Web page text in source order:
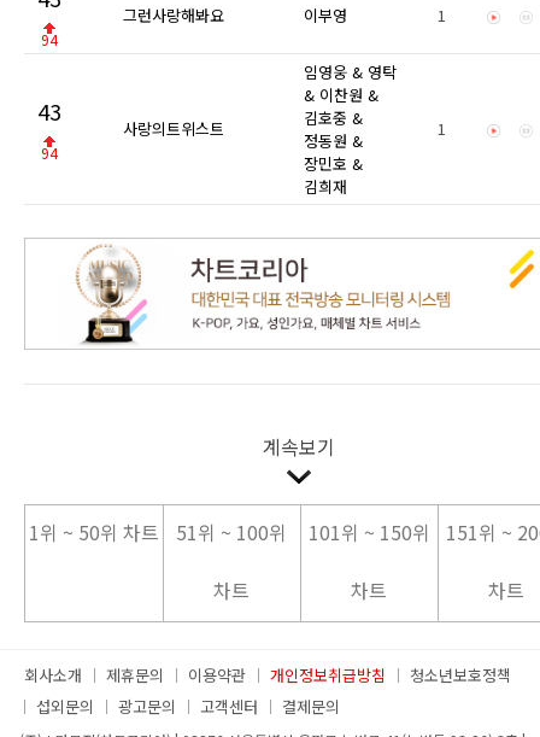
94
그런사랑해봐요 이부영 1
43
94
사랑의트위스트
임영웅 & 영탁
& 이찬원 &
김호중 &
정동원 &
장민호 &
김희재
1
계속보기
1위 ~ 50위 차트
51위 ~ 100위
차트
101위 ~ 150위
차트
151위 ~
차트
회사소개 제휴문의 이용약관 개인정보취급방침
청소년보호정책
섭외문의
광고문의 고객센터 결제문의